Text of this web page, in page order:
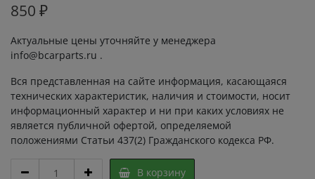
850 ₽
Актуальные цены уточняйте у менеджера
info@bcarparts.ru .
Вся представленная на сайте информация, касающаяся
технических характеристик, наличия и стоимости, носит
информационный характер и ни при каких условиях не
является публичной офертой, определяемой
положениями Статьи 437(2) Гражданского кодекса РФ.
РЕМКОМПЛЕКТ
В корзину